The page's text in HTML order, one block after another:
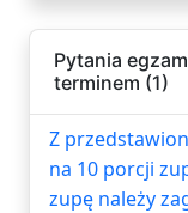
Pytania
terminem (1)
Z
na 10 porcji
zupę należy